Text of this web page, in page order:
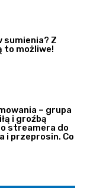
sumienia? Z
to możliwe!
– grupa
i groźbą
streamera do
i przeprosin. Co